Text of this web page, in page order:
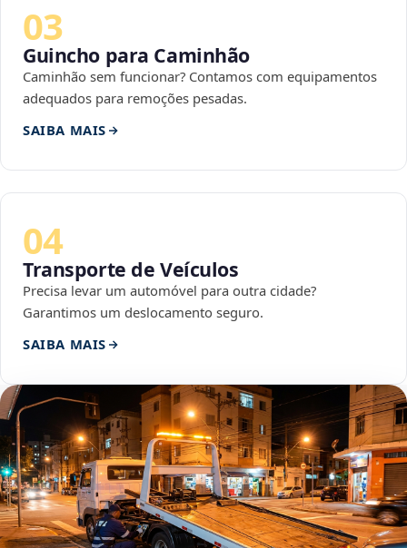
03
Guincho para Caminhão
Caminhão sem funcionar? Contamos com equipamentos
adequados para remoções pesadas.
SAIBA MAIS
04
Transporte de Veículos
Precisa levar um automóvel para outra cidade?
Garantimos um deslocamento seguro.
SAIBA MAIS